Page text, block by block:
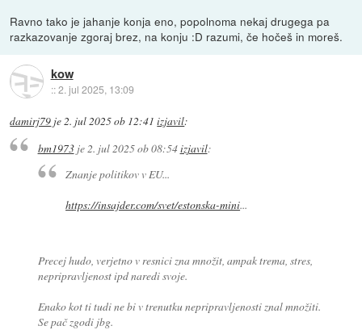
Ravno tako je jahanje konja eno, popolnoma nekaj drugega pa
razkazovanje zgoraj brez, na konju :D razumi, če hočeš in moreš.
kow
::2. jul 2025, 13:09
damirj79 je2. jul 2025 ob 12:41 izjavil:
bm1973je 2. jul 2025 ob 08:54izjavil:
Znanje politikov v EU...
https://insajder.com/svet/estonska-mini...
Precej hudo, verjetno v resnici zna množit, ampak trema, stres,
nepripravljenost ipd naredi svoje.
Enako kot ti tudi ne bi v trenutku nepripravljenosti znal množiti.
Se pač zgodi jbg.